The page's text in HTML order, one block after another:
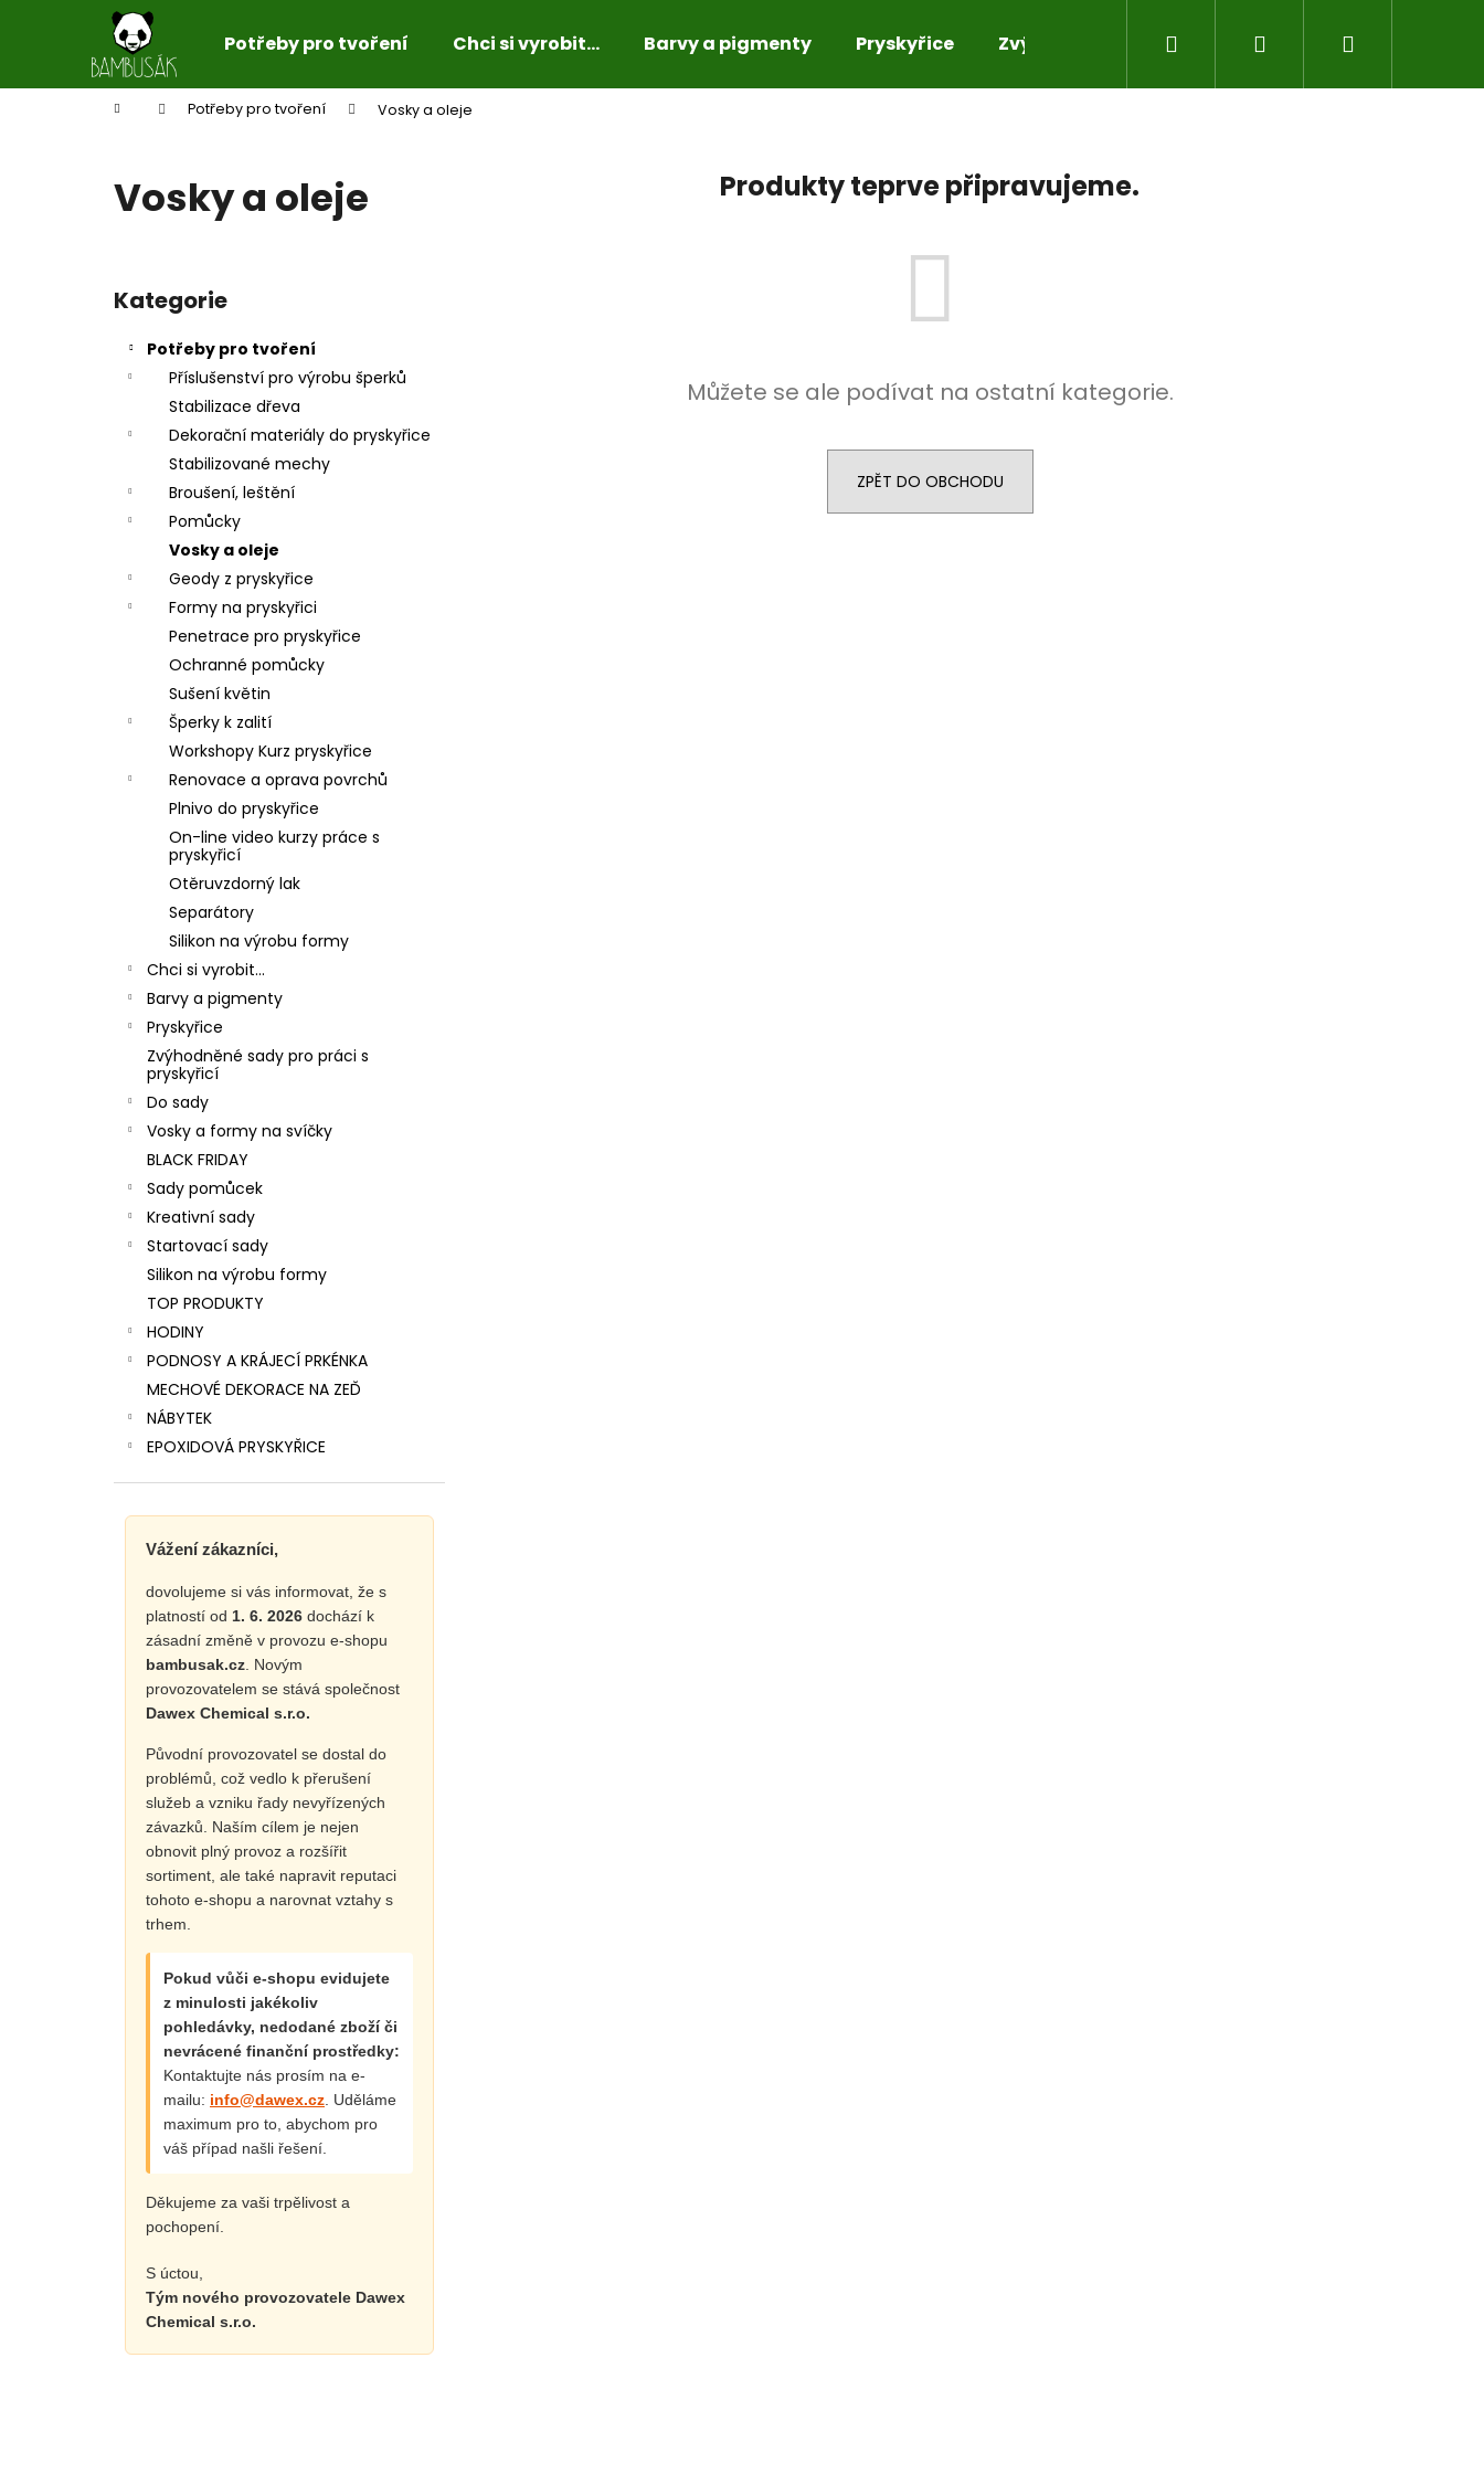
Potřeby pro tvoření Chci si vyrobit... Barvy a pigmenty Pryskyřice Zvýhodněné sady pro práci s pryskyřicí
Přihlášení
Domů Potřeby pro tvoření Vosky a oleje
Vosky a oleje
Přeskočit
kategorie
Kategorie
Potřeby pro tvoření
Příslušenství pro výrobu šperků
Stabilizace dřeva
Dekorační materiály do pryskyřice
Stabilizované mechy
Broušení, leštění
Pomůcky
Vosky a oleje
Geody z pryskyřice
Formy na pryskyřici
Penetrace pro pryskyřice
Ochranné pomůcky
Sušení květin
Šperky k zalití
Workshopy Kurz pryskyřice
Renovace a oprava povrchů
Plnivo do pryskyřice
On-line video kurzy práce s
pryskyřicí
Otěruvzdorný lak
Separátory
Silikon na výrobu formy
Chci si vyrobit...
Barvy a pigmenty
Pryskyřice
Zvýhodněné sady pro práci s
pryskyřicí
Do sady
Vosky a formy na svíčky
BLACK FRIDAY
Sady pomůcek
Kreativní sady
Startovací sady
Silikon na výrobu formy
TOP PRODUKTY
HODINY
PODNOSY A KRÁJECÍ PRKÉNKA
MECHOVÉ DEKORACE NA ZEĎ
NÁBYTEK
EPOXIDOVÁ PRYSKYŘICE
Vážení zákazníci,
dovolujeme si vás informovat, že s
platností od 1. 6. 2026 dochází k
zásadní změně v provozu e-shopu
bambusak.cz . Novým
provozovatelem se stává společnost
Dawex Chemical s.r.o.
Původní provozovatel se dostal do
problémů, což vedlo k přerušení
služeb a vzniku řady nevyřízených
závazků. Naším cílem je nejen
obnovit plný provoz a rozšířit
sortiment, ale také napravit reputaci
tohoto e-shopu a narovnat vztahy s
trhem.
Pokud vůči e-shopu evidujete
z minulosti jakékoliv
pohledávky, nedodané zboží či
nevrácené finanční prostředky:
Kontaktujte nás prosím na e-
mailu: info@dawex.cz . Uděláme
maximum pro to, abychom pro
váš případ našli řešení.
Děkujeme za vaši trpělivost a
pochopení.
S úctou,
Tým nového provozovatele Dawex
Chemical s.r.o.
Produkty teprve připravujeme.
Můžete se ale podívat na ostatní kategorie.
ZPĚT DO OBCHODU
í
Zpět
do
Zpět
do
HLEDAT